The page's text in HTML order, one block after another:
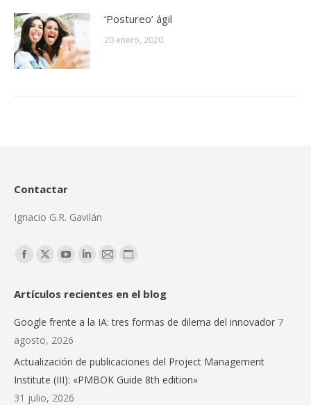
‘Postureo’ ágil
20 enero, 2020
Contactar
Ignacio G.R. Gavilán
Encuéntranos en:
Facebook
opens
new
X
opens
in
new
YouTube
opens
in
new
Linkedin
opens
in
Mail
opens
in
Sitio
page
opens
Artículos recientes en el blog
Google frente a la IA: tres formas de dilema del innovador 7
agosto, 2026
Actualización de publicaciones del Project Management
Institute (III): «PMBOK Guide 8th edition»
31 julio, 2026